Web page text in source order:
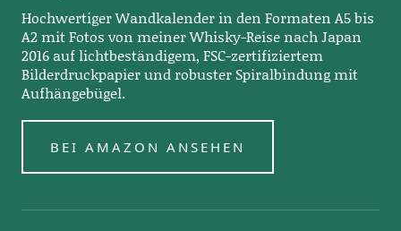
Hochwertiger Wandkalender in den Formaten A5 bis
A2 mit Fotos von meiner Whisky-Reise nach Japan
2016 auf lichtbeständigem, FSC-zertifiziertem
Bilderdruckpapier und robuster Spiralbindung mit
Aufhängebügel.
BEI AMAZON ANSEHEN